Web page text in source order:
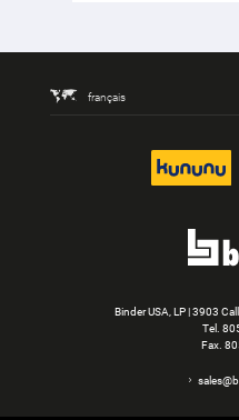
français
kununu
Binder USA, LP | 3903
Tel.
Fax.